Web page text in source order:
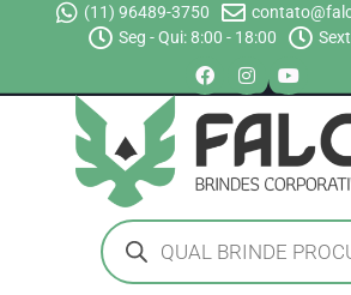
(11) 96489-3750
Seg - Qui: 8:00 - 18:00